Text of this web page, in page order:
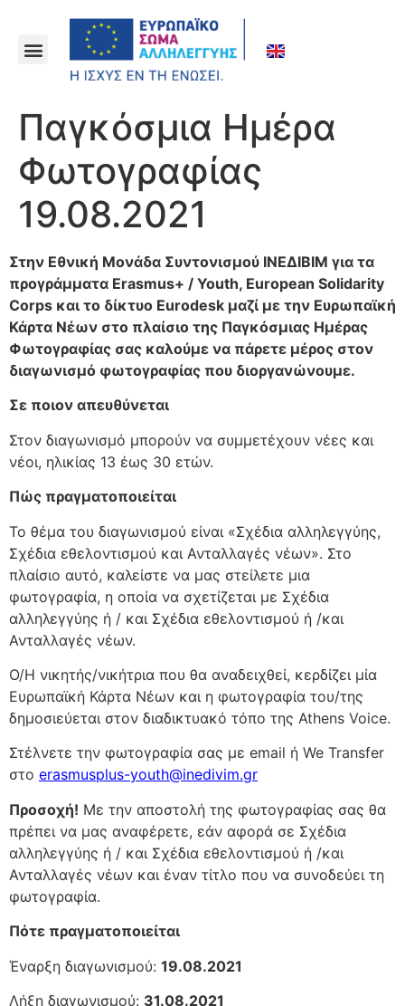
Παγκόσμια Ημέρα
Φωτογραφίας
19.08.2021
Στην Εθνική Μονάδα Συντονισμού ΙΝΕΔΙΒΙΜ για τα
προγράμματα Erasmus+ / Youth, European Solidarity
Corps και το δίκτυο Eurodesk μαζί με την Ευρωπαϊκή
Κάρτα Νέων στο πλαίσιο της Παγκόσμιας Ημέρας
Φωτογραφίας σας καλούμε να πάρετε μέρος στον
διαγωνισμό φωτογραφίας που διοργανώνουμε.
Σε ποιον απευθύνεται
Στον διαγωνισμό μπορούν να συμμετέχουν νέες και
νέοι, ηλικίας 13 έως 30 ετών.
Πώς πραγματοποιείται
Το θέμα του διαγωνισμού είναι «Σχέδια αλληλεγγύης,
Σχέδια εθελοντισμού και Ανταλλαγές νέων». Στο
πλαίσιο αυτό, καλείστε να μας στείλετε μια
φωτογραφία, η οποία να σχετίζεται με Σχέδια
αλληλεγγύης ή / και Σχέδια εθελοντισμού ή /και
Ανταλλαγές νέων.
Ο/Η νικητής/νικήτρια που θα αναδειχθεί, κερδίζει μία
Ευρωπαϊκή Κάρτα Νέων και η φωτογραφία του/της
δημοσιεύεται στον διαδικτυακό τόπο της Athens Voice.
Στέλνετε την φωτογραφία σας με email ή We Transfer
στο erasmusplus-youth@inedivim.gr
Προσοχή! Με την αποστολή της φωτογραφίας σας θα
πρέπει να μας αναφέρετε, εάν αφορά σε Σχέδια
αλληλεγγύης ή / και Σχέδια εθελοντισμού ή /και
Ανταλλαγές νέων και έναν τίτλο που να συνοδεύει τη
φωτογραφία.
Πότε πραγματοποιείται
Έναρξη διαγωνισμού: 19.08.2021
Λήξη διαγωνισμού: 31.08.2021